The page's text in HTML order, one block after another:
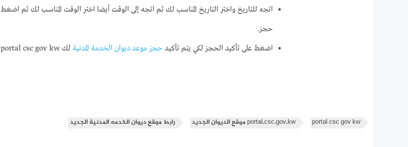
اتجه للتاريخ واختر التاريخ المناسب لك ثم اتجه إلى الوقت أيضا اختر الوقت المناسب لك ثم اضغط
حجز.
اضغط على تأكيد الحجز لكي يتم تأكيدحجز موعد ديوان الخدمة المدنيةلك portal csc gov kw .
portal csc gov kw portal.csc.gov.kw موقع الديوان الجديد رابط موقع ديوان الخدمه المدنية الجديد